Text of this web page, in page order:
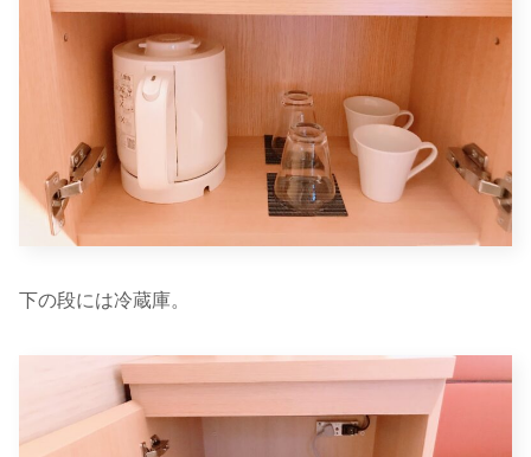
下の段には冷蔵庫。